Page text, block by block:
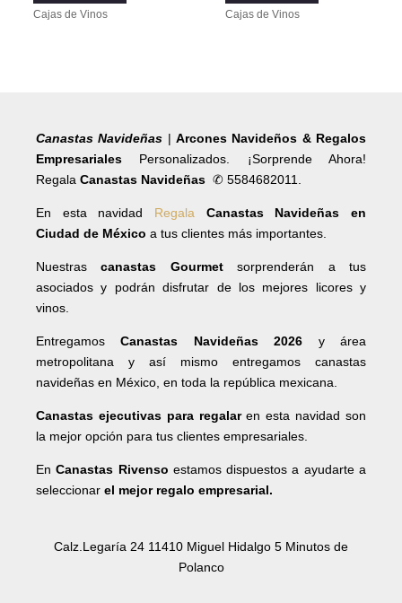
Cajas de Vinos Cajas de Vinos
Canastas Navideñas |Arcones Navideños & Regalos
Empresariales Personalizados. ¡Sorprende Ahora!
Regala Canastas Navideñas ✆ 5584682011.
En esta navidad Regala Canastas Navideñas en
Ciudad de México a tus clientes más importantes.
Nuestrascanastas Gourmetsorprenderán a tus
asociados y podrán disfrutar de los mejores licores y
vinos.
EntregamosCanastas Navideñas 2026 y área
metropolitana y así mismo entregamos canastas
navideñas en México, en toda la república mexicana.
Canastas ejecutivas para regalaren esta navidad son
la mejor opción para tus clientes empresariales.
EnCanastas Rivenso estamos dispuestos a ayudarte a
seleccionar el mejor regalo empresarial.
Calz.Legaría 24 11410 Miguel Hidalgo 5 Minutos de
Polanco